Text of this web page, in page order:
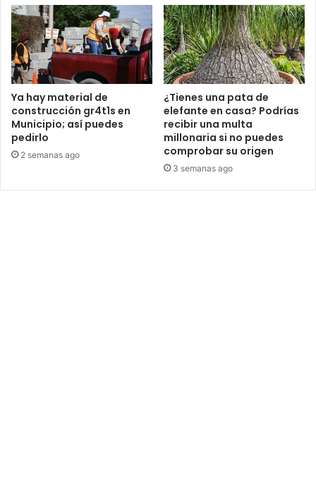
Ya hay material de
construcción gr4t1s en
Municipio; así puedes
pedirlo
2 semanas ago
¿Tienes una pata de
elefante en casa? Podrías
recibir una multa
millonaria si no puedes
comprobar su origen
3 semanas ago